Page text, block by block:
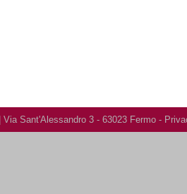
| Via Sant'Alessandro 3 - 63023 Fermo -